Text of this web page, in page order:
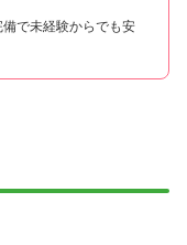
で未経験からでも安